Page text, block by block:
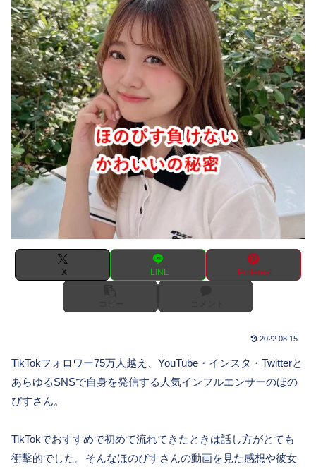
X LINE Pinterest
2022.08.15
TikTokフォロワー75万人越え、YouTube・インスタ・Twitterと
あらゆるSNSで自身を発信する人気インフルエンサーのほの
ぴすさん。
TikTokでおすすめで初めて流れてきたときは話し方がとても
衝撃的でした。そんなほのぴすさんの動画を見た感想や彼女